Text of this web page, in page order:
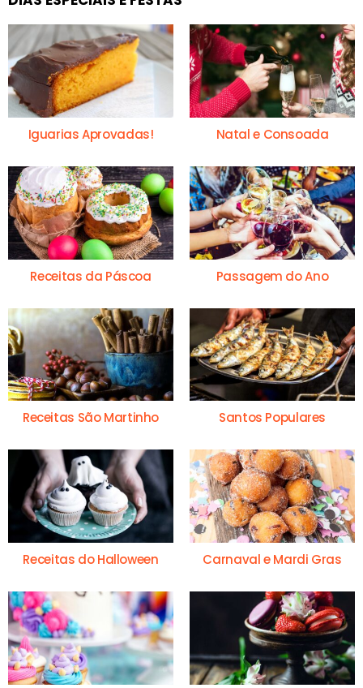
Iguarias Aprovadas! Natal e Consoada
Receitas da Páscoa Passagem do Ano
Receitas São Martinho Santos Populares
Receitas do Halloween Carnaval e Mardi Gras